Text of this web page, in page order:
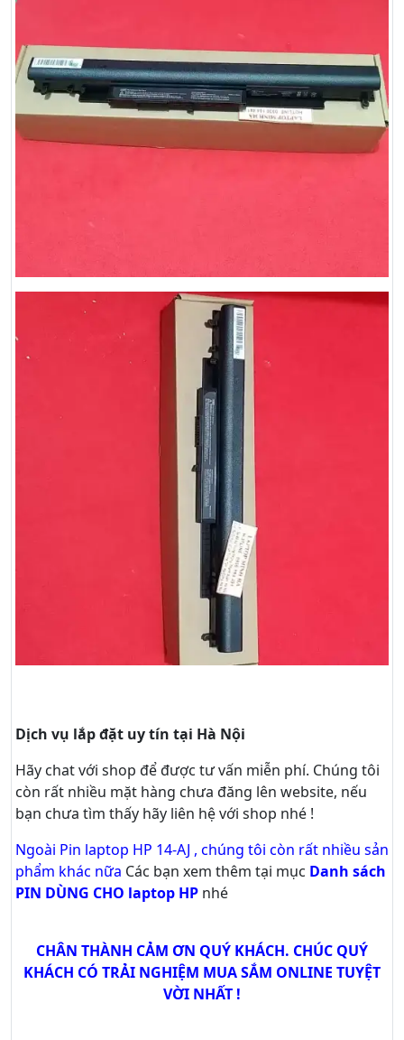
Dịch vụ lắp đặt uy tín tại Hà Nội
Hãy chatvới shop để được tư vấn miễn phí. Chúng tôi
còn rất nhiều mặt hàng chưa đăng lên website, nếu
bạn chưa tìm thấy hãy liên hệ với shop nhé !
Ngoài Pin laptop HP 14-AJ , chúng tôi còn rất nhiều sản
phẩm khác nữa Các bạn xem thêm tại mục Danh sách
PIN DÙNG CHO laptop HP nhé
CHÂN THÀNH CẢM ƠN QUÝ KHÁCH. CHÚC QUÝ
KHÁCH CÓ TRẢI NGHIỆM MUA SẮM ONLINE TUYỆT
VỜI NHẤT !